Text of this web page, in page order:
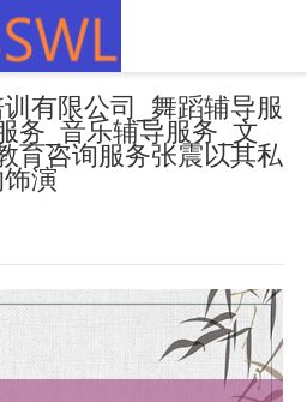
有限公司_舞蹈辅导服
务_音乐辅导服务_文
育咨询服务张震以其私
演